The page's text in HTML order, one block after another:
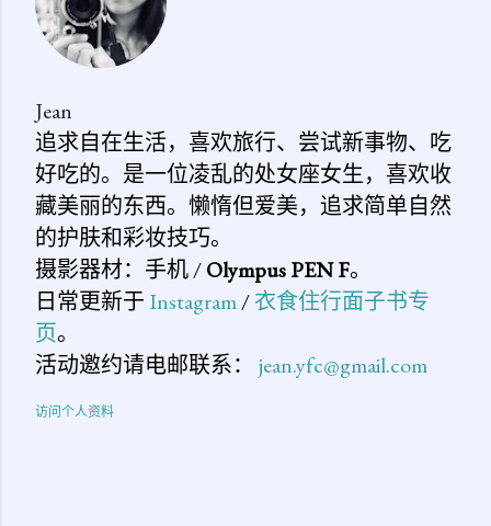
Jean
追求自在生活，喜欢旅行、尝试新事物、吃
好吃的。是一位凌乱的处女座女生，喜欢收
藏美丽的东西。懒惰但爱美，追求简单自然
的护肤和彩妆技巧。
摄影器材：手机 /Olympus PEN F。
日常更新于 Instagram/衣食住行面子书专
页。
活动邀约请电邮联系： jean.yfc@gmail.com
访问个人资料